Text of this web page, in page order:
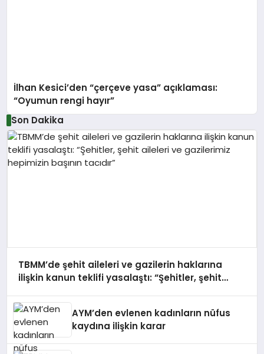
İlhan Kesici’den “çerçeve yasa” açıklaması:
“Oyumun rengi hayır”
Son Dakika
TBMM’de şehit aileleri ve gazilerin haklarına
ilişkin kanun teklifi yasalaştı: “Şehitler, şehit
AYM’den evlenen kadınların nüfus
kaydına ilişkin karar